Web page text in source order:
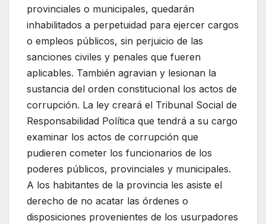
provinciales o municipales, quedarán
inhabilitados a perpetuidad para ejercer cargos
o empleos públicos, sin perjuicio de las
sanciones civiles y penales que fueren
aplicables. También agravian y lesionan la
sustancia del orden constitucional los actos de
corrupción. La ley creará el Tribunal Social de
Responsabilidad Política que tendrá a su cargo
examinar los actos de corrupción que
pudieren cometer los funcionarios de los
poderes públicos, provinciales y municipales.
A los habitantes de la provincia les asiste el
derecho de no acatar las órdenes o
disposiciones provenientes de los usurpadores